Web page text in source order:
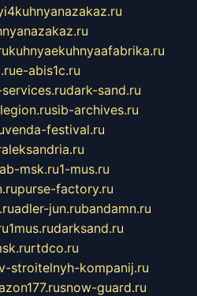
kuhnyaekuhnyaafabrika.ru
e-abis1c.ru
dark-sand.ru
sib-archives.ru
venda-festival.ru
msk.ru1-mus.ru
purse-factory.ru
adler-jun.rubandamn.ru
1mus.rudarksand.ru
rtdco.ru
stroitelnyh-kompanij.ru
snow-guard.ru